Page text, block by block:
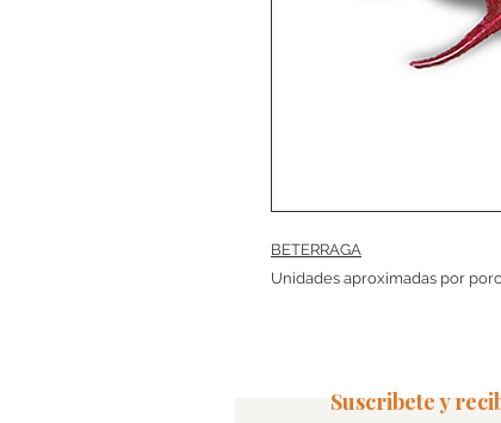
BETERRAGA
Unidades aproximadas por
Suscribete y